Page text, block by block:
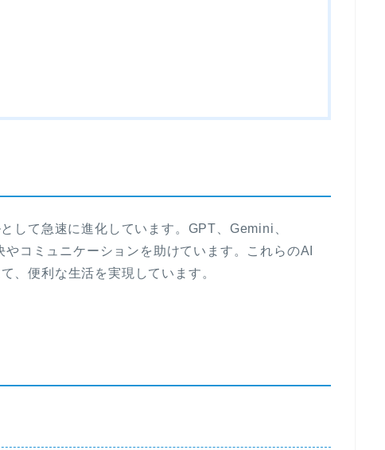
して急速に進化しています。GPT、Gemini、
コミュニケーションを助けています。これらのAI
、便利な生活を実現しています。